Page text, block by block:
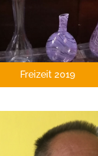
Freizeit 2019